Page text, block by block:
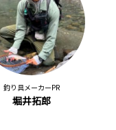
釣り具メーカーPR
堀井拓郎